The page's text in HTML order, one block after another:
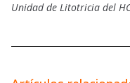
Unidad de Litotricia del